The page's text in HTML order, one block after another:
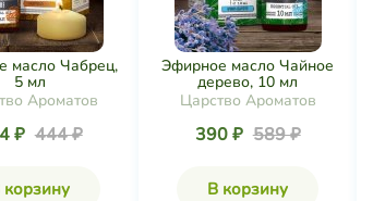
масло Чабрец,
5 мл
Ароматов
₽ 444 ₽
корзину
Эфирное масло Чайное
дерево, 10 мл
Царство Ароматов
390 ₽ 589 ₽
В корзину